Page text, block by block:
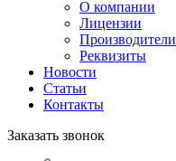
О компании
Лицензии
Производители
Реквизиты
Новости
Статьи
Контакты
Заказать звонок